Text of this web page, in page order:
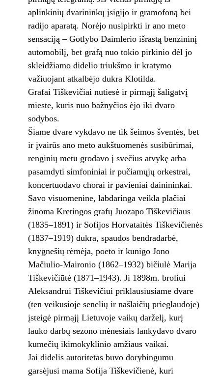
aplinkinių dvarininkų įsigijo ir gramofoną bei
radijo aparatą. Norėjo nusipirkti ir ano meto
sensaciją – Gotlybo Daimlerio išrastą benzininį
automobilį, bet grafą nuo tokio pirkinio dėl jo
skleidžiamo didelio triukšmo ir kratymo
važiuojant atkalbėjo dukra Klotilda.
Grafai Tiškevičiai nutiesė ir pirmąjį šaligatvį
mieste, kuris nuo bažnyčios ėjo iki dvaro
sodybos.
Šiame dvare vykdavo ne tik šeimos šventės, bet
ir įvairūs ano meto aukštuomenės susibūrimai,
renginių metu grodavo į svečius atvykę arba
pasamdyti simfoniniai ir pučiamųjų orkestrai,
koncertuodavo chorai ir pavieniai dainininkai.
Savo visuomenine, labdaringa veikla plačiai
žinoma Kretingos grafų Juozapo Tiškevičiaus
(1835–1891) ir Sofijos Horvataitės Tiškevičienės
(1837–1919) dukra, spaudos bendradarbė,
knygnešių rėmėja, poeto ir kunigo Jono
Mačiulio-Maironio (1862–1932) bičiulė Marija
Tiškevičiūtė (1871–1943). Ji 1898m. broliui
Aleksandrui Tiškevičiui priklausiusiame dvare
(ten veikusioje senelių ir našlaičių prieglaudoje)
įsteigė pirmąjį Lietuvoje vaikų darželį, kurį
lauko darbų sezono mėnesiais lankydavo dvaro
kumečių ikimokyklinio amžiaus vaikai.
Jai didelis autoritetas buvo dorybingumu
garsėjusi mama Sofija Tiškevičienė, kuri